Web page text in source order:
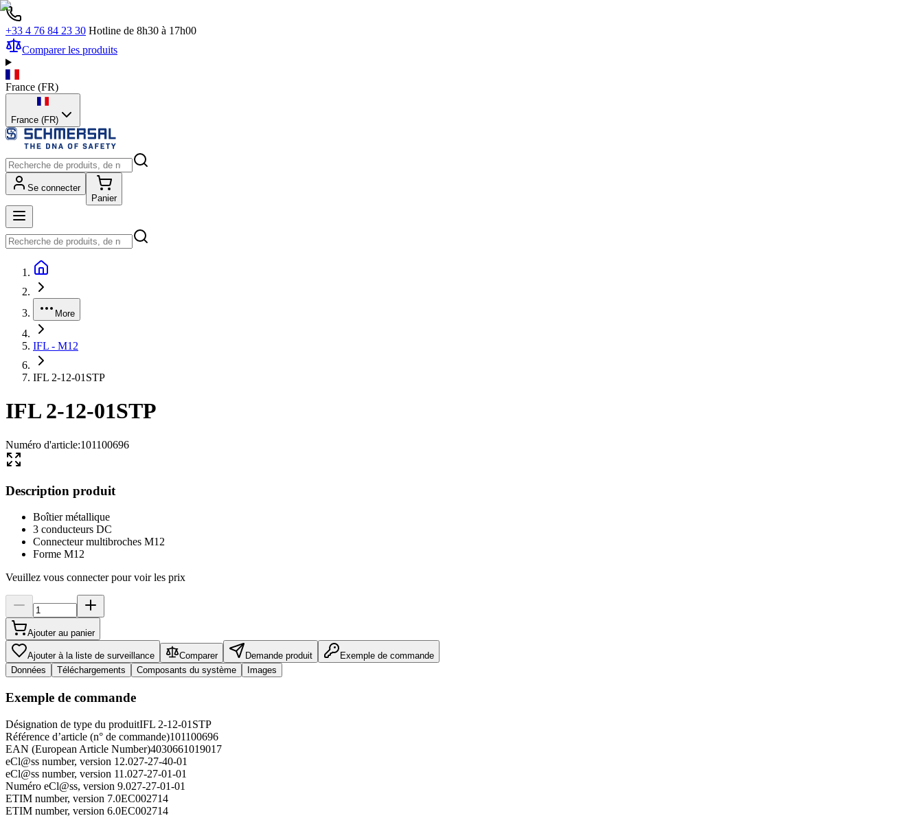
+33 4 76 84 23 30 Hotline de 8h30 à 17h00
Comparer les produits
France (FR)
France (FR)
Se connecter
Panier
More
IFL - M12
IFL 2-12-01STP
IFL 2-12-01STP
Numéro d'article:101100696
Description produit
Boîtier métallique
3 conducteurs DC
Connecteur multibroches M12
Forme M12
Veuillez vous connecter pour voir les prix
Ajouter au panier
Ajouter à la liste de surveillance Comparer Demande produit
Exemple de commande
Données
Téléchargements Composants du système Images
Exemple de commande
Désignation de type du produitIFL 2-12-01STP
Référence d’article (n° de commande)101100696
EAN (European Article Number)4030661019017
eCl@ss number, version 12.027-27-40-01
eCl@ss number, version 11.027-27-01-01
Numéro eCl@ss, version 9.027-27-01-01
ETIM number, version 7.0EC002714
ETIM number, version 6.0EC002714